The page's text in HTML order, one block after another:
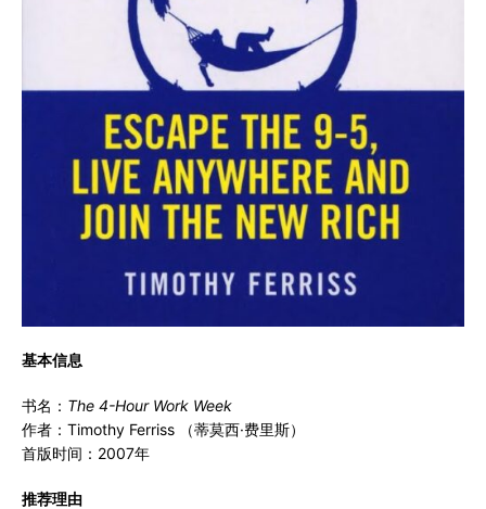
基本信息
书名： The 4-Hour Work Week
作者：Timothy Ferriss （蒂莫西·费里斯）
首版时间：2007年
推荐理由